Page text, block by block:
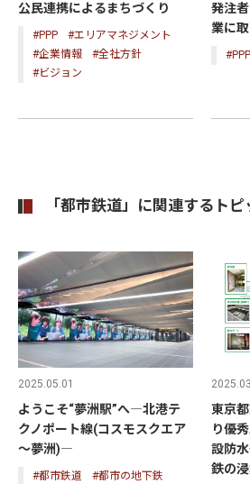
公民連携によるまちづくり
#PPP
#エリアマネジメント
#企業情報
#全社方針
#ビジョン
発注
業に
#PPP
「都市鉄道」に関連するトピ
2025.05.01
ようこそ“夢洲駅”へ―北港テ
クノポート線(コスモスクエア
～夢洲)―
#都市鉄道
#都市の地下鉄
東京
り優
設防
鉄の